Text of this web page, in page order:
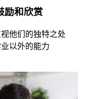
励和欣赏
他们的独特之处
以外的能力